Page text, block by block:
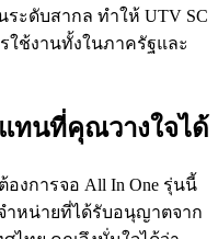
ะดับสากล ทำให้ UTV SC
ช้งานทั้งในภาครัฐและ
ทนที่คุณวางใจได้
งการจอ All In One รุ่นนี้
จำหน่ายที่ได้รับอนุญาตจาก